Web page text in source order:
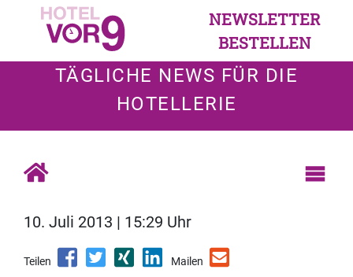
NEWSLETTER
BESTELLEN
TÄGLICHE NEWS FÜR DIE
HOTELLERIE
10. Juli 2013 | 15:29 Uhr
Teilen Mailen